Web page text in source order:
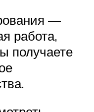
—
работа,
получаете